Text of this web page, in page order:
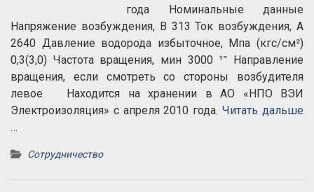
года Номинальные данные
Напряжение возбуждения, В 313 Ток возбуждения, А
2640 Давление водорода избыточное, Мпа (кгс/см²)
0,3(3,0) Частота вращения, мин ־¹ 3000 Направление
вращения, если смотреть со стороны возбудителя
левое Находится на хранении в АО «НПО ВЭИ
Электроизоляция» с апреля 2010 года.Читать дальше
…
Сотрудничество